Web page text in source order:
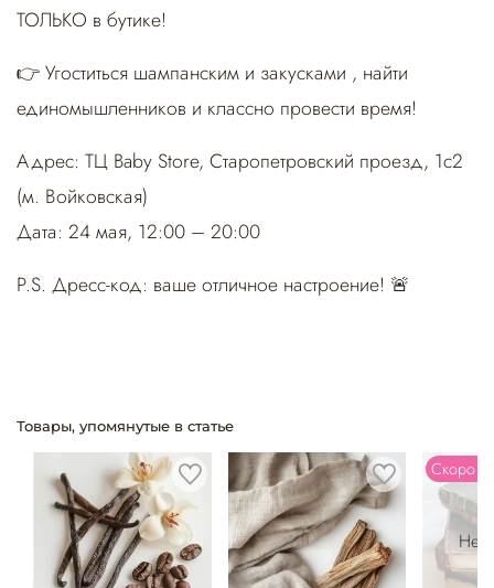
ТОЛЬКО в бутике!
👉 Угоститься шампанским и закусками , найти
единомышленников и классно провести время!
Адрес: ТЦ Baby Store, Старопетровский проезд, 1с2
(м. Войковская)
Дата: 24 мая, 12:00 – 20:00
P.S. Дресс-код: ваше отличное настроение! 🚨
Товары, упомянутые в статье
Нет
Скоро в